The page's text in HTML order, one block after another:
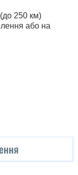
250 км)
або на